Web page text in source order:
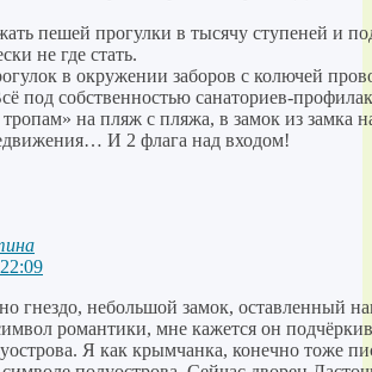
пешей прогулки в тысячу ступеней и
не где стать.
в окружении заборов с колючей
под собственностью санаториев-
тропам» на пляж с пляжа, в замок из замка
И 2 флага над входом!
гнездо, небольшой замок, оставленный
романтики, мне кажется он
Я как крымчанка, конечно тоже